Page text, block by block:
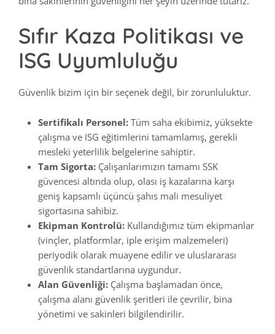
Sıfır Kaza Politikası ve
ISG Uyumluluğu
Güvenlik bizim için bir seçenek değil, bir zorunluluktur.
Sertifikalı Personel: Tüm saha ekibimiz, yüksekte
çalışma ve ISG eğitimlerini tamamlamış, gerekli
mesleki yeterlilik belgelerine sahiptir.
Tam Sigorta: Çalışanlarımızın tamamı SSK
güvencesi altında olup, olası iş kazalarına karşı
geniş kapsamlı üçüncü şahıs mali mesuliyet
sigortasına sahibiz.
Ekipman Kontrolü: Kullandığımız tüm ekipmanlar
(vinçler, platformlar, iple erişim malzemeleri)
periyodik olarak muayene edilir ve uluslararası
güvenlik standartlarına uygundur.
Alan Güvenliği: Çalışma başlamadan önce,
çalışma alanı güvenlik şeritleri ile çevrilir, bina
yönetimi ve sakinleri bilgilendirilir.